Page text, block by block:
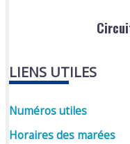
LIENS UTILES
Numéros utiles
Horaires des marées